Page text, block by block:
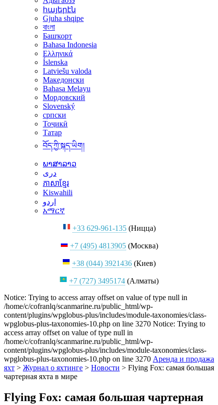
հայերէն
Gjuha shqipe
বাংলা
Башҡорт
Bahasa Indonesia
Ελληνικά
Íslenska
Latviešu valoda
Македонски
Bahasa Melayu
Мордовский
Slovenský
српски
Тоҷикӣ
Татар
བོད་ཀྱི་སྐད་ཡིག།
ພາສາລາວ
دری
ភាសាខ្មែរ
Kiswahili
اردو
አማርኛ
+33 629-961-135(Ницца)
+7 (495) 4813905(Москва)
+38 (044) 3921436 (Киев)
+7 (727) 3495174 (Алматы)
Notice: Trying to access array offset on value of type null in
/home/c/cofranlq/scanmarine.ru/public_html/wp-
content/plugins/wpglobus-plus/includes/module-taxonomies/class-
wpglobus-plus-taxonomies-10.php on line 3270 Notice: Trying to
access array offset on value of type null in
/home/c/cofranlq/scanmarine.ru/public_html/wp-
content/plugins/wpglobus-plus/includes/module-taxonomies/class-
wpglobus-plus-taxonomies-10.php on line 3270 Аренда и продажа
яхт > Журнал о яхтинге > Новости > Flying Fox: самая большая
чартерная яхта в мире
Flying Fox: самая большая чартерная